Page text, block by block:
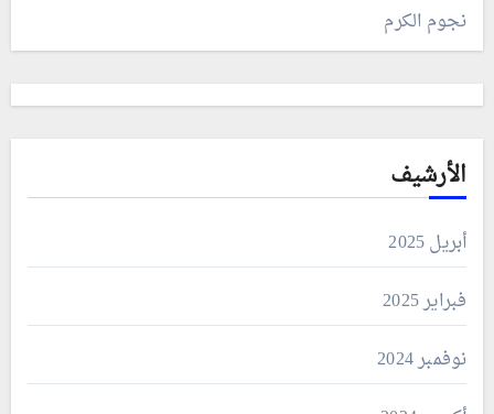
نجوم الكرم
الأرشيف
أبريل 2025
فبراير 2025
نوفمبر 2024